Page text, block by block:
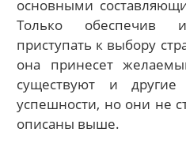
основными
Только обеспечив
приступать к выбору
она принесет
существуют и
успешности, но они не
описаны выше.